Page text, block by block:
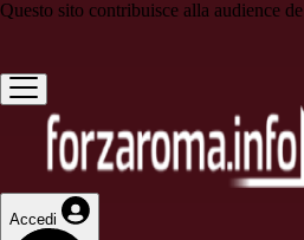
Questo sito contribuisce alla audience de
Accedi